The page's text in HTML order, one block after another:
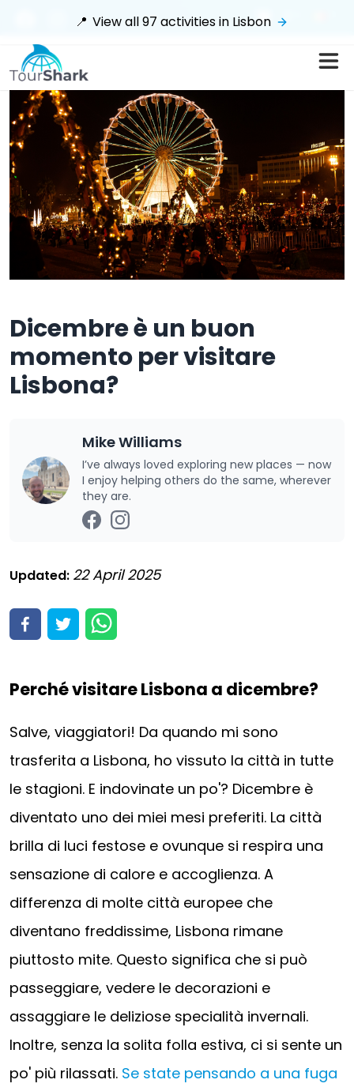
$
📍 View all97 activities in Lisbon
Dicembre è un buon
momento per visitare
Lisbona?
Mike Williams
I’ve always loved exploring new places — now
I enjoy helping others do the same, wherever
they are.
Updated: 22 April 2025
Perché visitare Lisbona a dicembre?
Salve, viaggiatori! Da quando mi sono
trasferita a Lisbona, ho vissuto la città in tutte
le stagioni. E indovinate un po'? Dicembre è
diventato uno dei miei mesi preferiti. La città
brilla di luci festose e ovunque si respira una
sensazione di calore e accoglienza. A
differenza di molte città europee che
diventano freddissime, Lisbona rimane
piuttosto mite. Questo significa che si può
passeggiare, vedere le decorazioni e
assaggiare le deliziose specialità invernali.
Inoltre, senza la solita folla estiva, ci si sente un
po' più rilassati. Se state pensando a una fuga